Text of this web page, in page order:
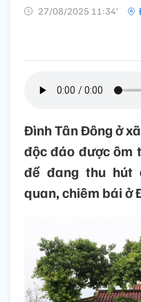
27/08/2025 11:34’
Đình Tân Đông ở
độc đáo được ôm
đề đang thu hút
quan, chiêm bái ở